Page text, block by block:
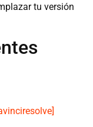
tu versión